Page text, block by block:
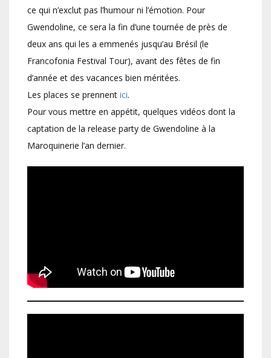
ce qui n’exclut pas l’humour ni l’émotion. Pour
Gwendoline, ce sera la fin d’une tournée de près de
deux ans qui les a emmenés jusqu’au Brésil (le
Francofonia Festival Tour), avant des fêtes de fin
d’année et des vacances bien méritées.
Les places se prennent ici.
Pour vous mettre en appétit, quelques vidéos dont la
captation de la release party de Gwendoline à la
Maroquinerie l’an dernier.